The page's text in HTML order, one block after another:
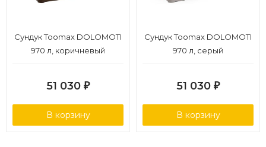
Сундук Toomax DOLOMOTI
970 л, коричневый
51 030 ₽
В корзину
Сундук Toomax DOLOMOTI
970 л, серый
51 030 ₽
В корзину